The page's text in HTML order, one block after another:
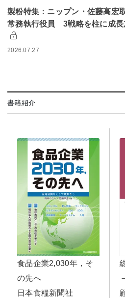
製粉特集：ニップン・佐藤高宏
常務執行役員 3戦略を柱に成長
2026.07.27
書籍紹介
食品企業2,030年，そ
の先へ
日本食糧新聞社